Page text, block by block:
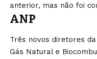
anterior, mas não foi
ANP
Três novos diretores
Gás Natural e